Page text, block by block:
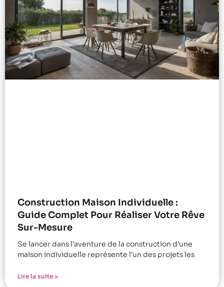
Construction Maison Individuelle :
Guide Complet Pour Réaliser Votre Rêve
Sur-Mesure
Se lancer dans l’aventure de la construction d’une
maison individuelle représente l’un des projets les
Lire la suite »